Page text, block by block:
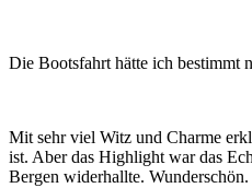
Die Bootsfahrt hätte ich bestimmt
Mit sehr viel Witz und Charme
ist. Aber das Highlight war das
Bergen widerhallte. Wunderschön.